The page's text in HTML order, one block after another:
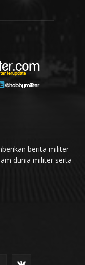
berita militer
dunia militer serta